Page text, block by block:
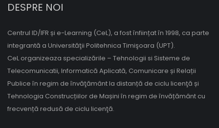
DESPRE NOI
Centrul ID/IFR și e-Learning (CeL), a fost înființat în 1998, ca parte
integrantă a Universităţii Politehnica Timişoara (UPT).
CeL organizeaza specializările – Tehnologii si Sisteme de
Telecomunicatii, Informatică Aplicată, Comunicare și Relații
Publice în regim de învăţământ la distanță de ciclu licenţă și
Tehnologia Construcțiilor de Mașini în regim de învățământ cu
frecvență redusă de ciclu licenţă.